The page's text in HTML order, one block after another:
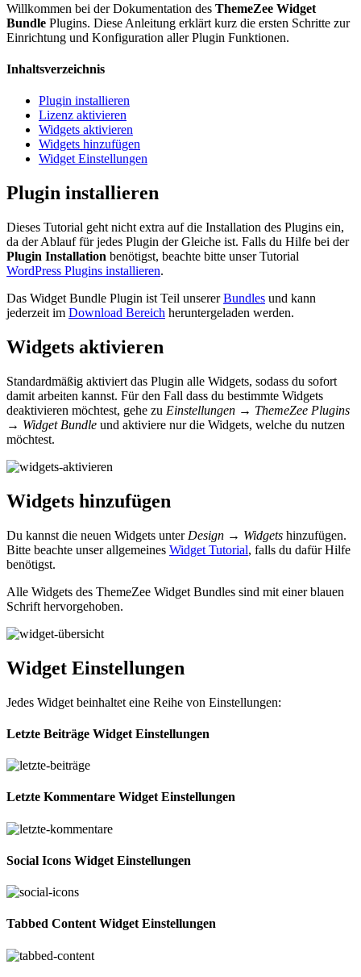
Willkommen bei der Dokumentation des ThemeZee Widget
Bundle Plugins. Diese Anleitung erklärt kurz die ersten Schritte zur
Einrichtung und Konfiguration aller Plugin Funktionen.
Inhaltsverzeichnis
Plugin installieren
Lizenz aktivieren
Widgets aktivieren
Widgets hinzufügen
Widget Einstellungen
Plugin installieren
Dieses Tutorial geht nicht extra auf die Installation des Plugins ein,
da der Ablauf für jedes Plugin der Gleiche ist. Falls du Hilfe bei der
Plugin Installation benötigst, beachte bitte unser Tutorial
WordPress Plugins installieren.
Das Widget Bundle Plugin ist Teil unsererBundles und kann
jederzeit im Download Bereich heruntergeladen werden.
Widgets aktivieren
Standardmäßig aktiviert das Plugin alle Widgets, sodass du sofort
damit arbeiten kannst. Für den Fall dass du bestimmte Widgets
deaktivieren möchtest, gehe zu Einstellungen → ThemeZee Plugins
→ Widget Bundle und aktiviere nur die Widgets, welche du nutzen
möchtest.
Widgets hinzufügen
Du kannst die neuen Widgets unter Design → Widgets hinzufügen.
Bitte beachte unser allgemeines Widget Tutorial, falls du dafür Hilfe
benötigst.
Alle Widgets des ThemeZee Widget Bundles sind mit einer blauen
Schrift hervorgehoben.
Widget Einstellungen
Jedes Widget beinhaltet eine Reihe von Einstellungen:
Letzte Beiträge Widget Einstellungen
Letzte Kommentare Widget Einstellungen
Social Icons Widget Einstellungen
Tabbed Content Widget Einstellungen